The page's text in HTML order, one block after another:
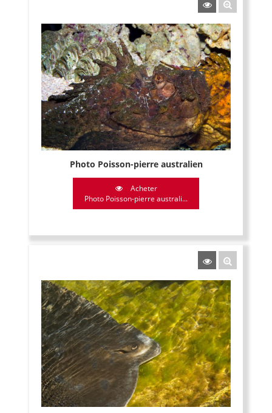
Photo Poisson-pierre australien
Acheter
Photo Poisson-pierre australi...